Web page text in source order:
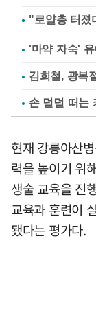
'마약 자숙'
김희철, 광복
손 덜덜 떠는
현재 강릉아산
력을 높이기 위
생술 교육을 진
교육과 훈련이
됐다는 평가다.